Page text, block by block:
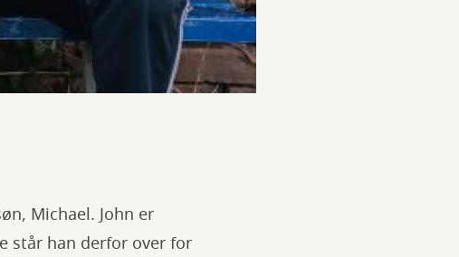
Michael. John er
står han derfor over for